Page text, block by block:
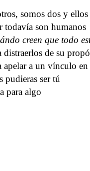
somos dos y ellos
son humanos
creen que todo
de su
apelar a un vínculo
pudieras ser tú
para algo